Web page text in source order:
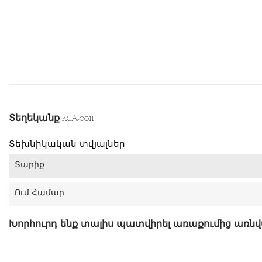
Տեղեկանք KCA-0011
Տեխնիկական տվյալներ
Տարիք
Ում Համար
Խորհուրդ ենք տալիս պատվիրել առաքումից